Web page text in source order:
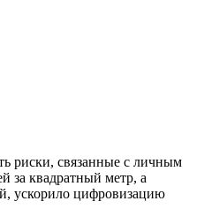
риски, связанные с личным
за квадратный метр, а
ускорило цифровизацию